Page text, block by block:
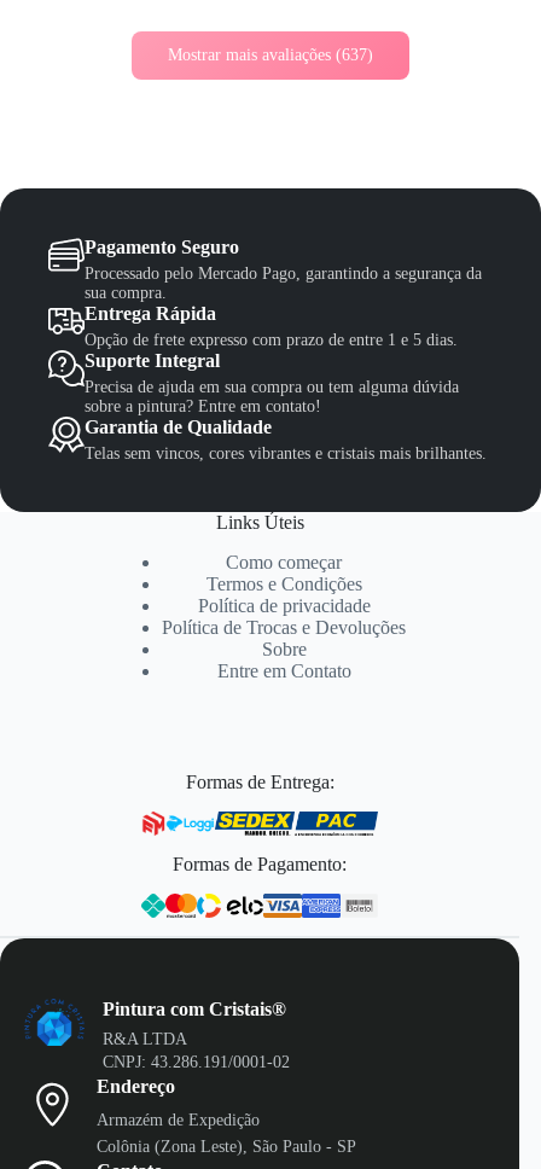
Mostrar mais avaliações (637)
Pagamento Seguro
Processado pelo Mercado Pago, garantindo a segurança da
sua compra.
Entrega Rápida
Opção de frete expresso com prazo de entre 1 e 5 dias.
Suporte Integral
Precisa de ajuda em sua compra ou tem alguma dúvida
sobre a pintura? Entre em contato!
Garantia de Qualidade
Telas sem vincos, cores vibrantes e cristais mais brilhantes.
Links Úteis
Como começar
Termos e Condições
Política de privacidade
Política de Trocas e Devoluções
Sobre
Entre em Contato
Formas de Entrega:
Formas de Pagamento:
Pintura com Cristais®
R&A LTDA
CNPJ: 43.286.191/0001-02
Endereço
Armazém de Expedição
Colônia (Zona Leste), São Paulo - SP